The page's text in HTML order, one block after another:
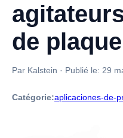
de
Par Kalstein · Publié le: 29
Catégorie:aplicaciones-de-